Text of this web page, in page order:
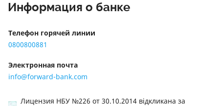
Информация о банке
Телефон горячей линии
0800800881
Электронная почта
info@forward-bank.com
Лицензия НБУ №226 от 30.10.2014 відкликана за